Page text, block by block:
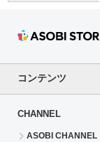
コンテンツ
CHANNEL
ASOBI CHANNEL